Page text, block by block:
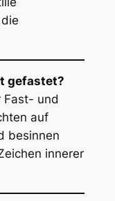
gefastet?
Fast- und
auf
besinnen
innerer